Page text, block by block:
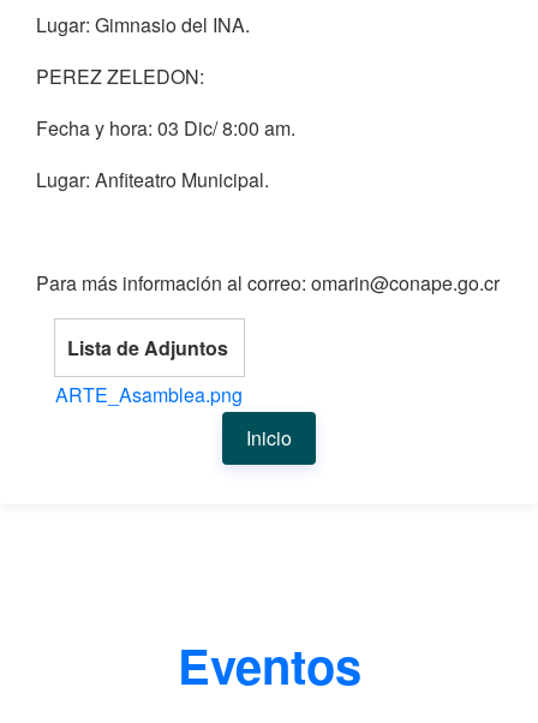
Lugar: Gimnasio del INA.
PEREZ ZELEDON:
Fecha y hora: 03 Dic/ 8:00 am.
Lugar: Anfiteatro Municipal.
Para más información al correo: omarin@conape.go.cr
Lista de Adjuntos
ARTE_Asamblea.png
Inicio
Eventos